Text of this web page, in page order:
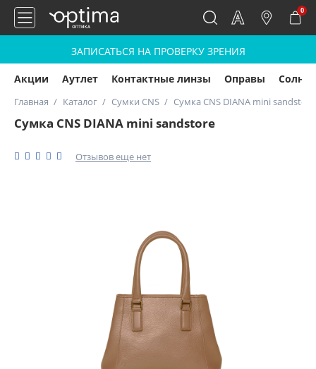
0
ЗАПИСАТЬСЯ НА ПРОВЕРКУ ЗРЕНИЯ
Акции Аутлет Контактные линзы Оправы
Главная Каталог Сумки CNS Сумка CNS DIANA mini sandstore
Сумка CNS DIANA mini sandstore
Отзывов еще нет